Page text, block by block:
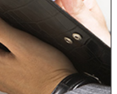
お送り下さい。
窓口＞
5-11（第一東経ビ